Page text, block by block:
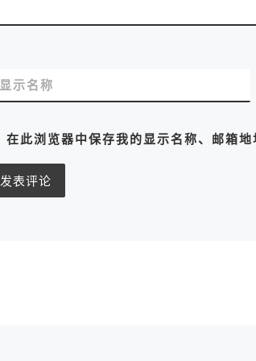
显示名称
在此浏览器中保存我的显示名称、邮箱